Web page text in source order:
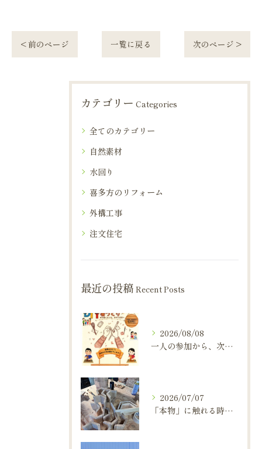
< 前のページ 一覧に戻る 次のページ >
カテゴリー Categories
全てのカテゴリー
自然素材
水回り
喜多方のリフォーム
外構工事
注文住宅
最近の投稿 Recent Posts
2026/08/08
一人の参加から、次の楽しみへ。
2026/07/07
「本物」に触れる時間は、心を豊かにしてくれる。